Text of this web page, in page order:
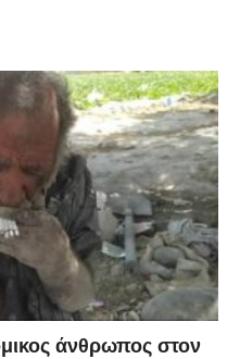
άνθρωπος στον